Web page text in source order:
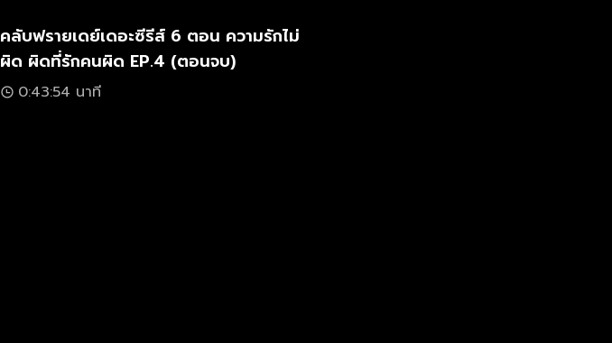
คลับฟรายเดย์เดอะซีรีส์ 6 ตอน ความรักไม่
ผิด ผิดที่รักคนผิด EP.4 (ตอนจบ)
0:43:54 นาที